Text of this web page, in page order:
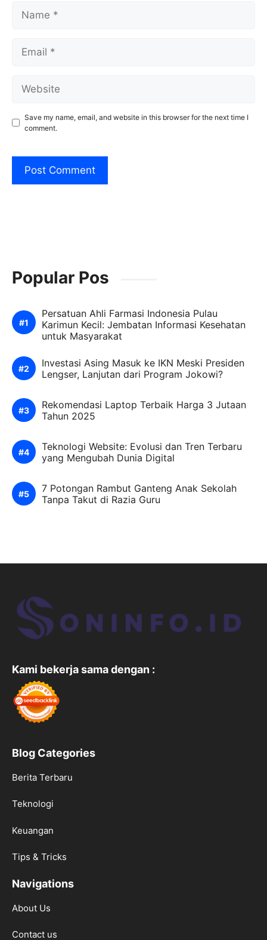
Save my name, email, and website in this browser for the next time I
comment.
Popular Pos
Persatuan Ahli Farmasi Indonesia Pulau
Karimun Kecil: Jembatan Informasi Kesehatan
untuk Masyarakat
Investasi Asing Masuk ke IKN Meski Presiden
Lengser, Lanjutan dari Program Jokowi?
Rekomendasi Laptop Terbaik Harga 3 Jutaan
Tahun 2025
Teknologi Website: Evolusi dan Tren Terbaru
yang Mengubah Dunia Digital
7 Potongan Rambut Ganteng Anak Sekolah
Tanpa Takut di Razia Guru
Kami bekerja sama dengan :
Blog Categories
Berita Terbaru
Teknologi
Keuangan
Tips & Tricks
Navigations
About Us
Contact us